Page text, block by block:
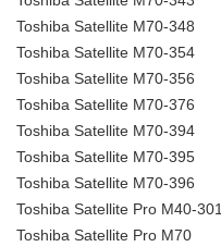
Toshiba Satellite M70-348
Toshiba Satellite M70-354
Toshiba Satellite M70-356
Toshiba Satellite M70-376
Toshiba Satellite M70-394
Toshiba Satellite M70-395
Toshiba Satellite M70-396
Toshiba Satellite Pro M40-301
Toshiba Satellite Pro M70